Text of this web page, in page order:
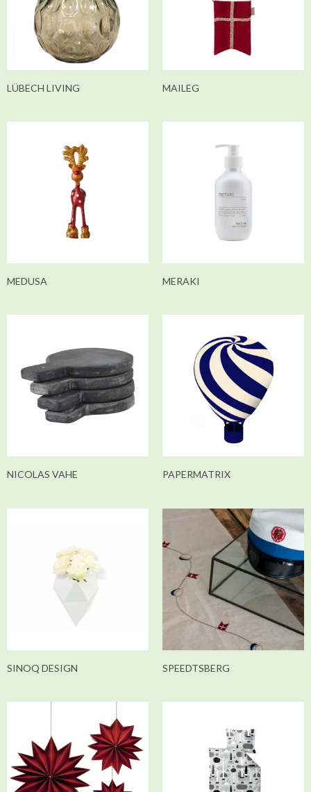
LÜBECH LIVING MAILEG
MEDUSA MERAKI
NICOLAS VAHE PAPERMATRIX
SINOQ DESIGN SPEEDTSBERG